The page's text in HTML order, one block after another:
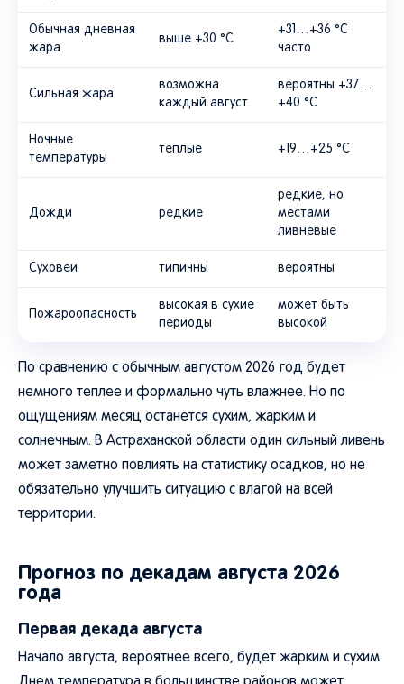
Обычная дневная
жара
выше +30 °C
+31…+36 °C
часто
Сильная жара
возможна
каждый август
вероятны +37…
+40 °C
Ночные
температуры
теплые +19…+25 °C
Дожди редкие
редкие, но
местами
ливневые
Суховеи типичны вероятны
Пожароопасность
высокая в сухие
периоды
может быть
высокой
По сравнению с обычным августом 2026 год будет
немного теплее и формально чуть влажнее. Но по
ощущениям месяц останется сухим, жарким и
солнечным. В Астраханской области один сильный ливень
может заметно повлиять на статистику осадков, но не
обязательно улучшить ситуацию с влагой на всей
территории.
Прогноз по декадам августа 2026
года
Первая декада августа
Начало августа, вероятнее всего, будет жарким и сухим.